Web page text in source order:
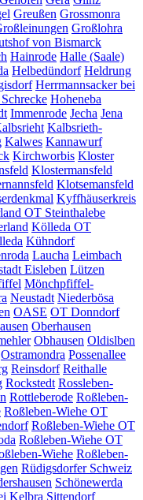
Greußen Grossmonra
Großlohra
von Bismarck
Hainrode Halle (Saale)
Helbedündorf Heldrung
Herrmannsacker bei
Hoheneba
Immenrode Jecha Jena
Kalbsrieth-
Kalwes Kannawurf
Kirchworbis Kloster
Klostermansfeld
Klotsemansfeld
Kyffhäuserkreis
OT Steinthalebe
Kölleda OT
Kühndorf
Laucha Leimbach
Eisleben Lützen
Mönchpfiffel-
Neustadt Niederbösa
OASE OT Donndorf
Oberhausen
Obhausen Oldislben
Ostramondra Possenallee
Reinsdorf Reithalle
Rockstedt Rossleben-
Rottleberode Roßleben-
Roßleben-Wiehe OT
Roßleben-Wiehe OT
Roßleben-Wiehe OT
Wiehe Roßleben-
Rüdigsdorfer Schweiz
Schönewerda
Kelbra Sittendorf